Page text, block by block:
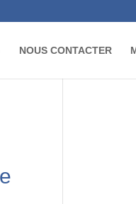
NOUS CONTACTER